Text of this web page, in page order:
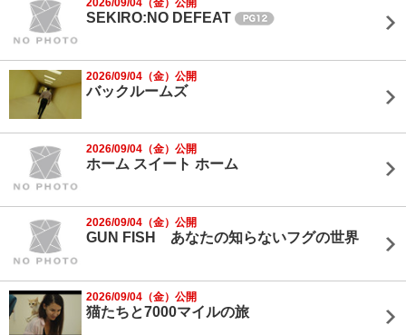
SEKIRO:NO DEFEAT
2026/09/04（金）公開
バックルームズ
2026/09/04（金）公開
ホーム スイート ホーム
2026/09/04（金）公開
GUN FISH あなたの知らないフグの世界
2026/09/04（金）公開
猫たちと7000マイルの旅